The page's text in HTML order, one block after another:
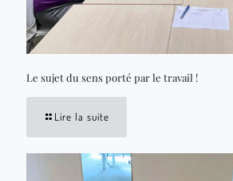
Le sujet du sens porté par le travail !
Lire la suite